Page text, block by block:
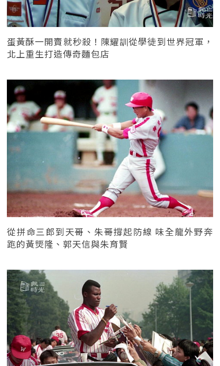
蛋黃酥一開賣就秒殺！陳耀訓從學徒到世界冠軍，
北上重生打造傳奇麵包店
從拼命三郎到天哥、朱哥撐起防線 味全龍外野奔
跑的黃煚隆、郭天信與朱育賢